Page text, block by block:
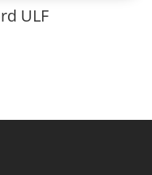
ULF